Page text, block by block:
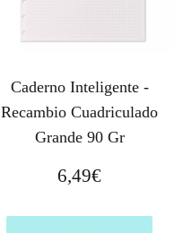
Caderno Inteligente -
Recambio Cuadriculado
Grande 90 Gr
6,49€